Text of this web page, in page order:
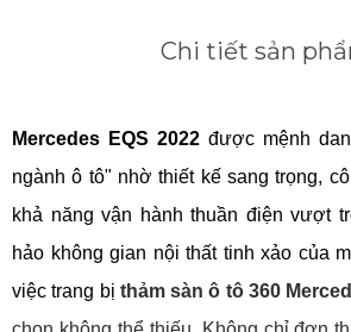
Chi tiết sản
Mercedes EQS 2022 được mệnh
ngành ô tô" nhờ thiết kế sang trọng,
khả năng vận hành thuần điện vượt
hảo không gian nội thất tinh xảo của
việc trang bị thảm sàn ô tô 360